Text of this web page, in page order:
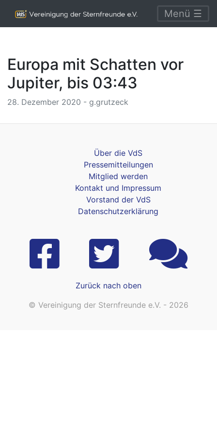
Menü ☰
Europa mit Schatten vor
Jupiter, bis 03:43
28. Dezember 2020 - g.grutzeck
Über die VdS
Pressemitteilungen
Mitglied werden
Kontakt und Impressum
Vorstand der VdS
Datenschutzerklärung
Zurück nach oben
© Vereinigung der Sternfreunde e.V. - 2026